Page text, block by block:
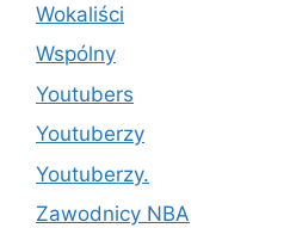
Wokaliści
Wspólny
Youtubers
Youtuberzy
Youtuberzy.
Zawodnicy NBA